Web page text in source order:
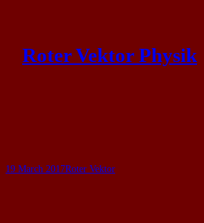
content
Roter Vektor Physik
19 March 2017Roter Vektor